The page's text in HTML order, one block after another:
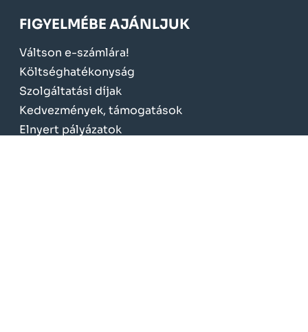
FIGYELMÉBE AJÁNLJUK
Váltson e-számlára!
Költséghatékonyság
Szolgáltatási díjak
Kedvezmények, támogatások
Elnyert pályázatok